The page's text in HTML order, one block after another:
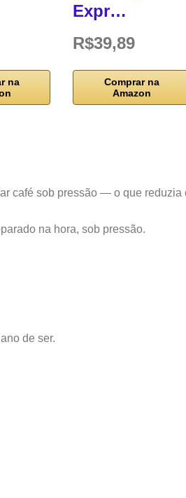
na
Expr…
R$39,89
Comprar na
Amazon
café sob pressão — o que reduzia
na hora, sob pressão.
de ser.